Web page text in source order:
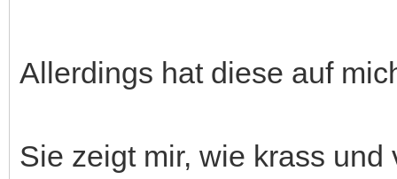
Allerdings hat diese auf
Sie zeigt mir, wie krass und